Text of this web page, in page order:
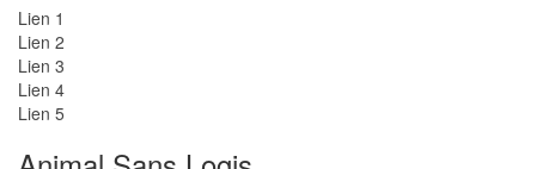
Lien 1
Lien 2
Lien 3
Lien 4
Lien 5